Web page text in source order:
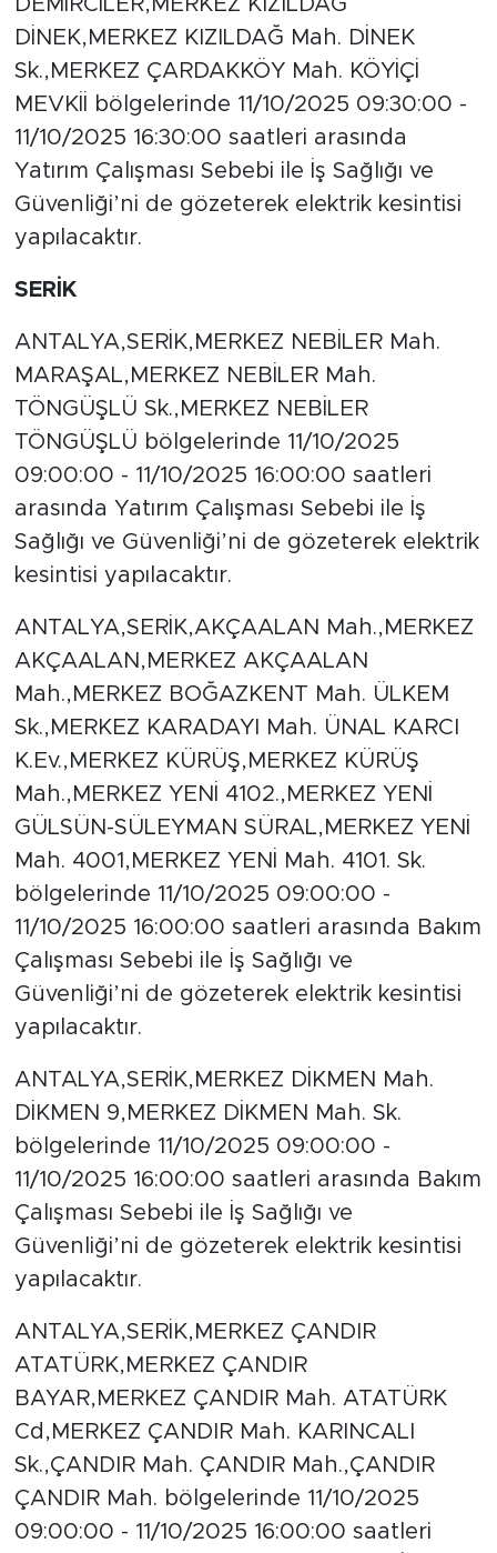
DEMİRCİLER,MERKEZ KIZILDAĞ
DİNEK,MERKEZ KIZILDAĞ Mah. DİNEK
Sk.,MERKEZ ÇARDAKKÖY Mah. KÖYİÇİ
MEVKİİ bölgelerinde 11/10/2025 09:30:00 -
11/10/2025 16:30:00 saatleri arasında
Yatırım Çalışması Sebebi ile İş Sağlığı ve
Güvenliği’ni de gözeterek elektrik kesintisi
yapılacaktır.
SERİK
ANTALYA,SERİK,MERKEZ NEBİLER Mah.
MARAŞAL,MERKEZ NEBİLER Mah.
TÖNGÜŞLÜ Sk.,MERKEZ NEBİLER
TÖNGÜŞLÜ bölgelerinde 11/10/2025
09:00:00 - 11/10/2025 16:00:00 saatleri
arasında Yatırım Çalışması Sebebi ile İş
Sağlığı ve Güvenliği’ni de gözeterek elektrik
kesintisi yapılacaktır.
ANTALYA,SERİK,AKÇAALAN Mah.,MERKEZ
AKÇAALAN,MERKEZ AKÇAALAN
Mah.,MERKEZ BOĞAZKENT Mah. ÜLKEM
Sk.,MERKEZ KARADAYI Mah. ÜNAL KARCI
K.Ev.,MERKEZ KÜRÜŞ,MERKEZ KÜRÜŞ
Mah.,MERKEZ YENİ 4102.,MERKEZ YENİ
GÜLSÜN-SÜLEYMAN SÜRAL,MERKEZ YENİ
Mah. 4001,MERKEZ YENİ Mah. 4101. Sk.
bölgelerinde 11/10/2025 09:00:00 -
11/10/2025 16:00:00 saatleri arasında Bakım
Çalışması Sebebi ile İş Sağlığı ve
Güvenliği’ni de gözeterek elektrik kesintisi
yapılacaktır.
ANTALYA,SERİK,MERKEZ DİKMEN Mah.
DİKMEN 9,MERKEZ DİKMEN Mah. Sk.
bölgelerinde 11/10/2025 09:00:00 -
11/10/2025 16:00:00 saatleri arasında Bakım
Çalışması Sebebi ile İş Sağlığı ve
Güvenliği’ni de gözeterek elektrik kesintisi
yapılacaktır.
ANTALYA,SERİK,MERKEZ ÇANDIR
ATATÜRK,MERKEZ ÇANDIR
BAYAR,MERKEZ ÇANDIR Mah. ATATÜRK
Cd,MERKEZ ÇANDIR Mah. KARINCALI
Sk.,ÇANDIR Mah. ÇANDIR Mah.,ÇANDIR
ÇANDIR Mah. bölgelerinde 11/10/2025
09:00:00 - 11/10/2025 16:00:00 saatleri